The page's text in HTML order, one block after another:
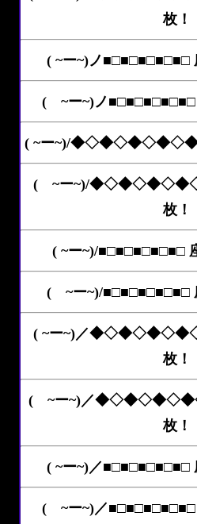
枚！
( ~ー~)ノ■□■□■□■□■□
( ~ー~)ノ■□■□■□■□■□
( ~ー~)/◆◇◆◇◆◇◆◇◆◇
( ~ー~)/
枚！
( ~ー~)/■□■□■□■□■□
( ~ー~)/■□■□■□■□■□
( ~ー~)／
枚！
( ~ー~)／
枚！
( ~ー~)／■□■□■□■□■□
( ~ー~)／■□■□■□■□■□